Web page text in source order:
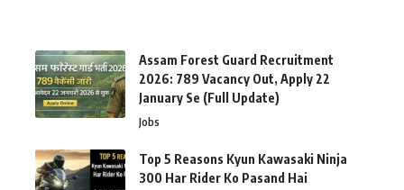
Assam Forest Guard Recruitment
2026: 789 Vacancy Out, Apply 22
January Se (Full Update)
Jobs
Top 5 Reasons Kyun Kawasaki Ninja
300 Har Rider Ko Pasand Hai